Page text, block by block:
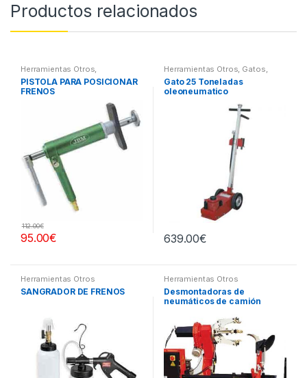
Productos relacionados
Herramientas Otros,
Herramientas Frenos y
Refrigeración
PISTOLA PARA POSICIONAR
FRENOS
95.00€
112.00€
Herramientas Otros, Gatos,
Soportes y Hidraulica
Gato 25 Toneladas
oleoneumatico
639.00€
Herramientas Otros
SANGRADOR DE FRENOS
Herramientas Otros
Desmontadoras de
neumáticos de camión